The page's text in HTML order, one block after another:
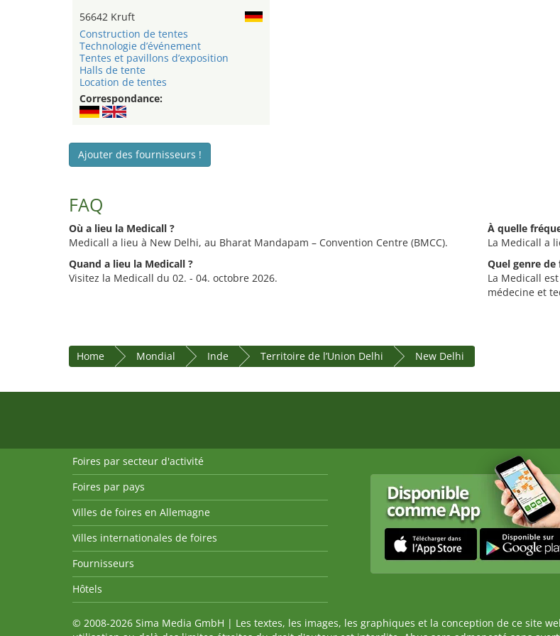
56642 Kruft
Construction de tentes
Technologie d’événement
Tentes et pavillons d’exposition
Halls de tente
Location de tentes
Correspondance:
Ajouter des fournisseurs !
FAQ
Où a lieu la Medicall ?
Medicall a lieu à New Delhi, au Bharat Mandapam – Convention Centre (BMCC).
Quand a lieu la Medicall ?
Visitez la Medicall du 02. - 04. octobre 2026.
À quelle
La Medicall a
Quel genre
La Medicall
médecine et
Home Mondial Inde Territoire de l’Union Delhi New Delhi
Foires par secteur d'activité
Foires par pays
Villes de foires en Allemagne
Villes internationales de foires
Fournisseurs
Hôtels
© 2008-2026 Sima Media GmbH | Les textes, les images, les graphiques et la conception de ce site